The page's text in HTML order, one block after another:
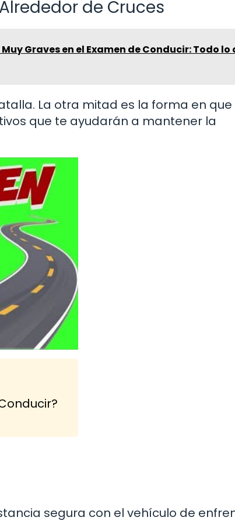
de Cruces
Graves en el Examen de Conducir: Todo lo
La otra mitad es la forma en que
que te ayudarán a mantener la
segura con el vehículo de